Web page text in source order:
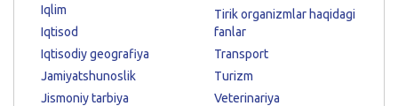
Iqlim
Iqtisod
Iqtisodiy geografiya
Jamiyatshunoslik
Jismoniy tarbiya
Tirik organizmlar haqidagi
fanlar
Transport
Turizm
Veterinariya